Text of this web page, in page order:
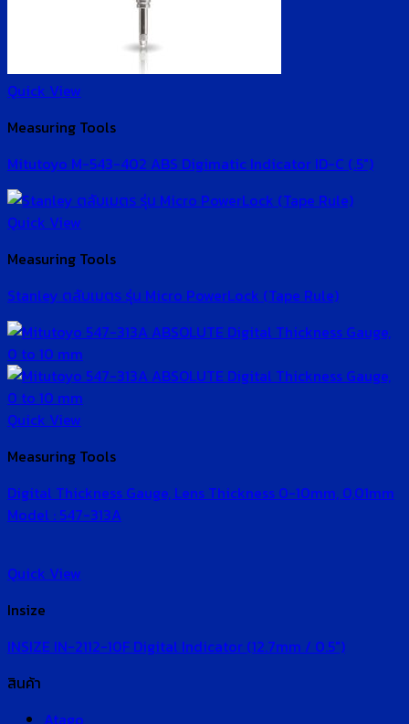
Quick View
Measuring Tools
Mitutoyo M-543-402 ABS Digimatic Indicator ID-C (.5″)
Quick View
Measuring Tools
Stanley ตลับเมตร รุ่น Micro PowerLock (Tape Rule)
Quick View
Measuring Tools
Digital Thickness Gauge, Lens Thickness 0-10mm, 0,01mm
Model : 547-313A
Quick View
Insize
INSIZE IN-2112-10F Digital Indicator (12.7mm / 0.5″)
สินค้า
Atago